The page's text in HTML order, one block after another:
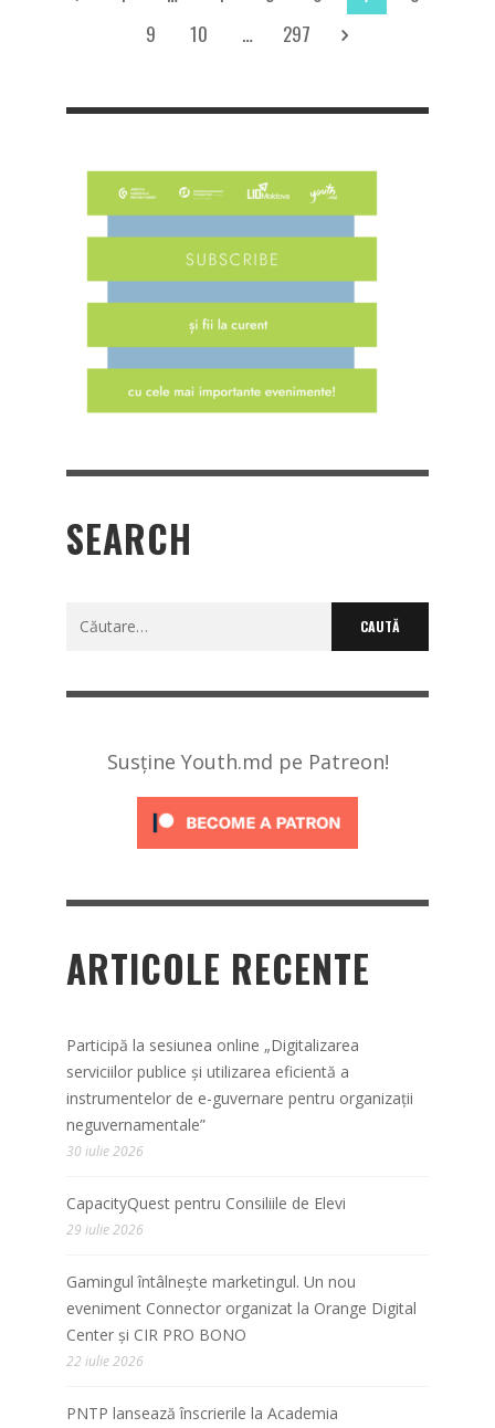
9
10 … 297
SEARCH
Caută
Susține Youth.md pe Patreon!
ARTICOLE RECENTE
Participă la sesiunea online „Digitalizarea
serviciilor publice și utilizarea eficientă a
instrumentelor de e-guvernare pentru organizații
neguvernamentale”
30 iulie 2026
CapacityQuest pentru Consiliile de Elevi
29 iulie 2026
Gamingul întâlnește marketingul. Un nou
eveniment Connector organizat la Orange Digital
Center și CIR PRO BONO
22 iulie 2026
PNTP lansează înscrierile la Academia